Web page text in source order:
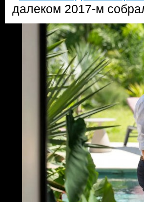
далеком 2017-м